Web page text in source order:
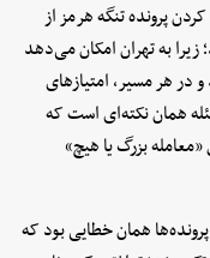
پرونده تنگه هرمز از
به تهران امکان می‌دهد
در هر مسیر، امتیازهای
همان نکته‌ای است که
بزرگ یا هیچ»
همان خطایی بود که